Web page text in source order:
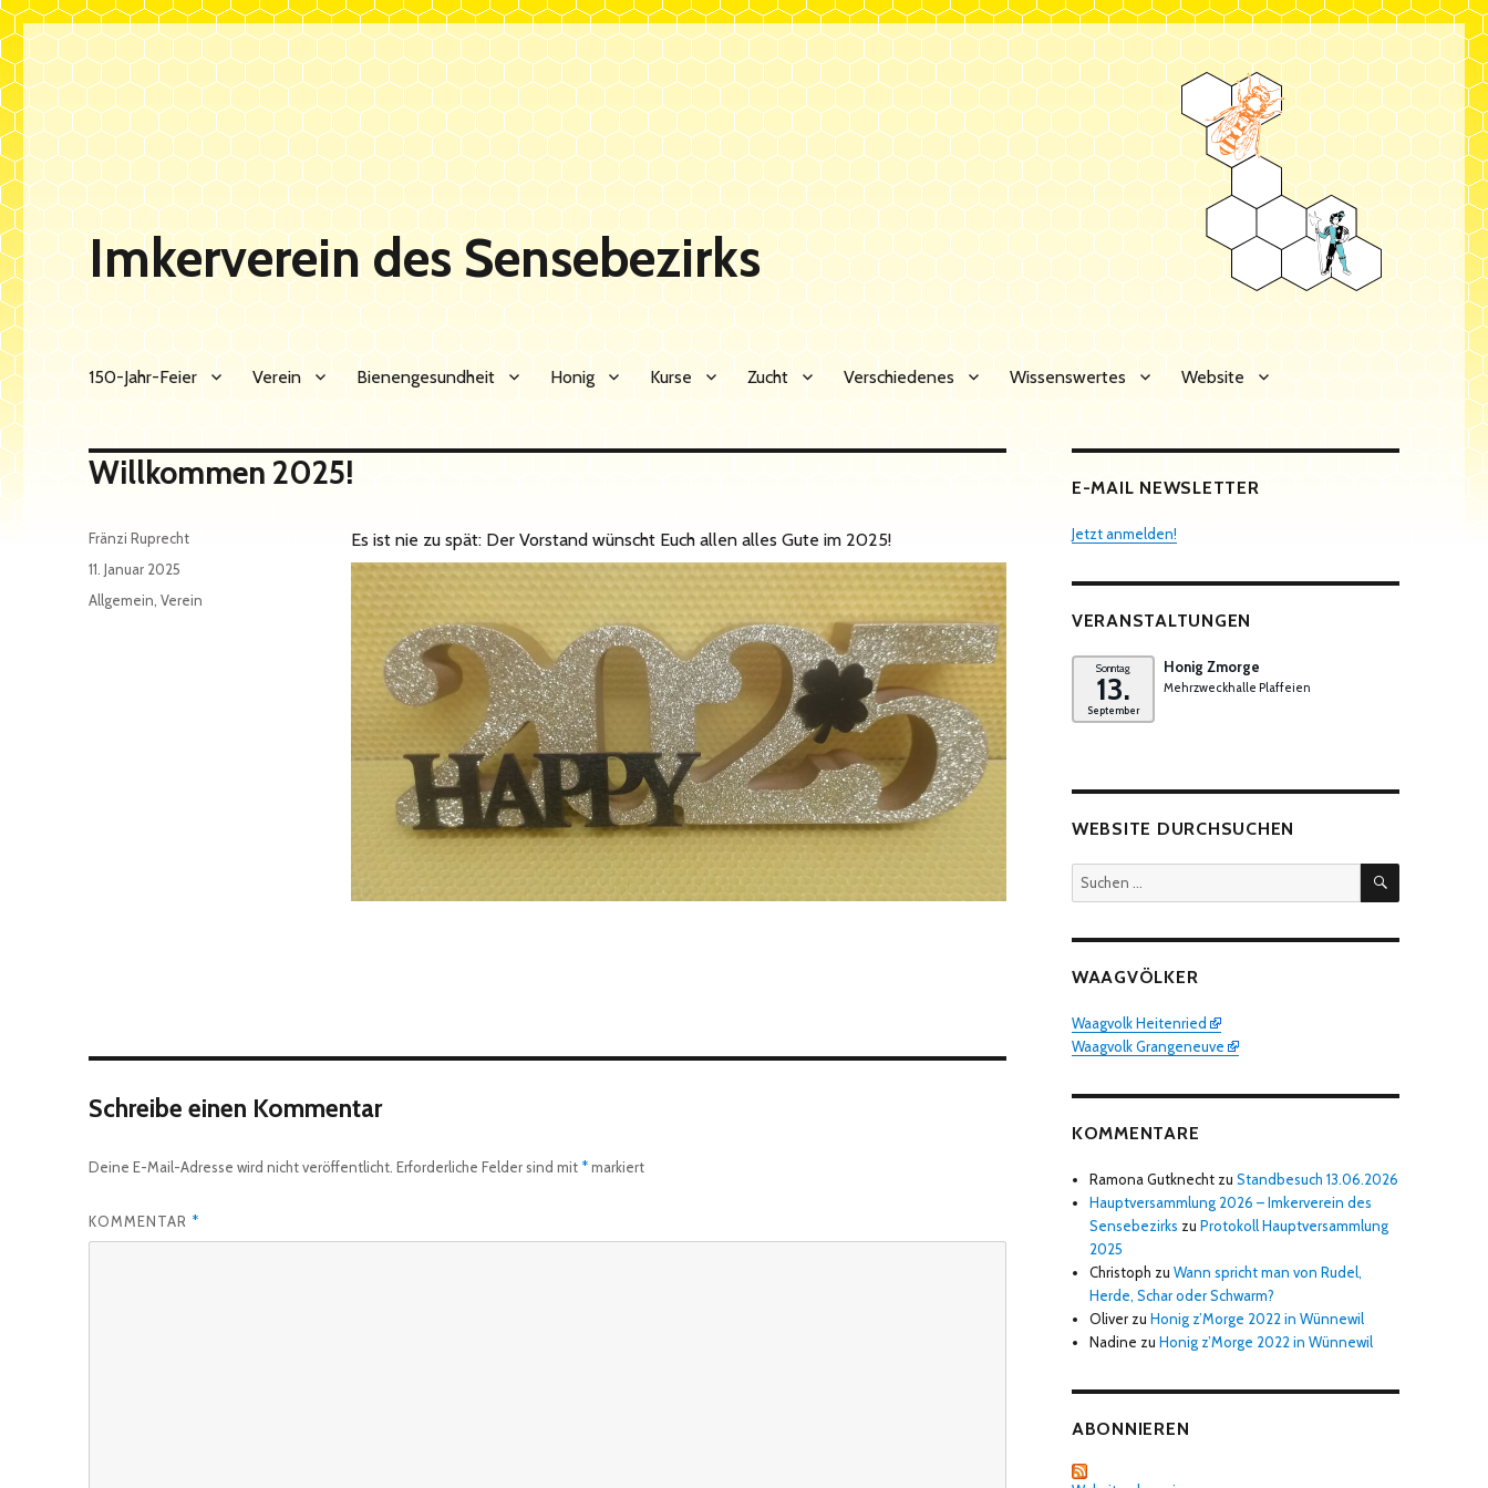
Imkerverein des Sensebezirks
150-Jahr-Feier Verein Bienengesundheit Honig Kurse Zucht Verschiedenes Wissenswertes Website
Willkommen 2025!
Es ist nie zu spät: Der Vorstand wünscht Euch allen alles Gute im 2025!
Autor
Fränzi Ruprecht
Veröffentlicht
am
11. Januar 2025
Kategorien
Allgemein,Verein
Schreibe einen Kommentar
Deine E-Mail-Adresse wird nicht veröffentlicht. Erforderliche Felder sind mit *markiert
KOMMENTAR *
E-MAIL NEWSLETTER
Jetzt anmelden!
VERANSTALTUNGEN
Sonntag
13.
September
Honig Zmorge
Mehrzweckhalle Plaffeien
WEBSITE DURCHSUCHEN
Suchen
SUCHEN
WAAGVÖLKER
Waagvolk Heitenried
Waagvolk Grangeneuve
KOMMENTARE
Ramona Gutknecht zuStandbesuch 13.06.2026
Hauptversammlung 2026 – Imkerverein des
Sensebezirks zuProtokoll Hauptversammlung
2025
Christoph zuWann spricht man von Rudel,
Herde, Schar oder Schwarm?
Oliver zuHonig z’Morge 2022 in Wünnewil
Nadine zuHonig z’Morge 2022 in Wünnewil
ABONNIEREN